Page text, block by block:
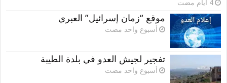
‏4 أيام مضت
موقع “زمان إسرائيل” العبري
‏أسبوع واحد مضت
تفجير لجيش العدو في بلدة الطيبة
‏أسبوع واحد مضت